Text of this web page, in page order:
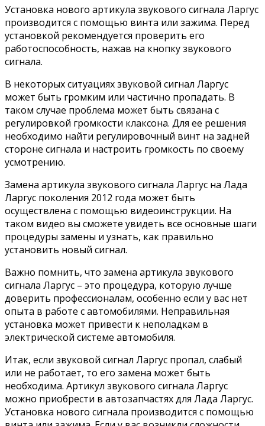
Установка нового артикула звукового сигнала Ларгус
производится с помощью винта или зажима. Перед
установкой рекомендуется проверить его
работоспособность, нажав на кнопку звукового
сигнала.
В некоторых ситуациях звуковой сигнал Ларгус
может быть громким или частично пропадать. В
таком случае проблема может быть связана с
регулировкой громкости клаксона. Для ее решения
необходимо найти регулировочный винт на задней
стороне сигнала и настроить громкость по своему
усмотрению.
Замена артикула звукового сигнала Ларгус на Лада
Ларгус поколения 2012 года может быть
осуществлена с помощью видеоинструкции. На
таком видео вы сможете увидеть все основные шаги
процедуры замены и узнать, как правильно
установить новый сигнал.
Важно помнить, что замена артикула звукового
сигнала Ларгус – это процедура, которую лучше
доверить профессионалам, особенно если у вас нет
опыта в работе с автомобилями. Неправильная
установка может привести к неполадкам в
электрической системе автомобиля.
Итак, если звуковой сигнал Ларгус пропал, слабый
или не работает, то его замена может быть
необходима. Артикул звукового сигнала Ларгус
можно приобрести в автозапчастях для Лада Ларгус.
Установка нового сигнала производится с помощью